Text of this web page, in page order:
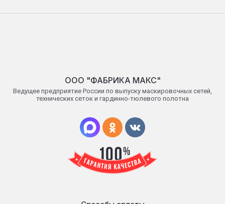
OОO "ФАБРИКА МАКС"
Ведущее предприятие России по выпуску маскировочных сетей,
технических сеток и гардинно-тюлевого полотна